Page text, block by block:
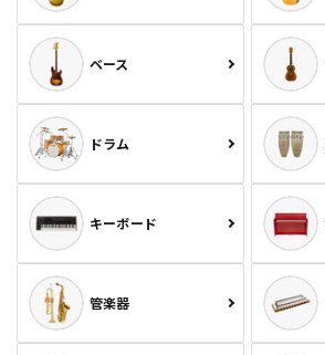
ベース
ドラム
キーボード
管楽器